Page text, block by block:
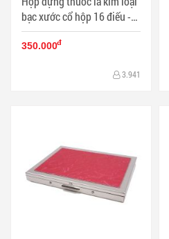
bạc xước cổ hộp 16 điếu -
Mã SP: BL10342
350.000đ
3.941